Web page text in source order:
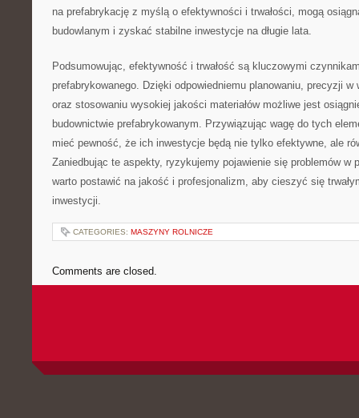
⁢na prefabrykację z myślą o⁤ efektywności i trwałości, ​mogą
⁤budowlanym ⁢i zyskać‌ stabilne inwestycje na długie lata.
Podsumowując, efektywność⁢ i trwałość są kluczowymi
prefabrykowanego. Dzięki odpowiedniemu planowaniu, precyzji
oraz stosowaniu ⁤wysokiej jakości materiałów możliwe⁣ jest
budownictwie prefabrykowanym. Przywiązując wagę do tych
mieć pewność, że ich inwestycje będą ‍nie‌ tylko efektywne, ale
Zaniedbując ⁤te aspekty, ryzykujemy⁣ pojawienie‍ się problemów⁢ w
warto postawić na jakość i profesjonalizm, aby cieszyć się
⁢inwestycji.
CATEGORIES: MASZYNY ROLNICZE
Comments are closed.